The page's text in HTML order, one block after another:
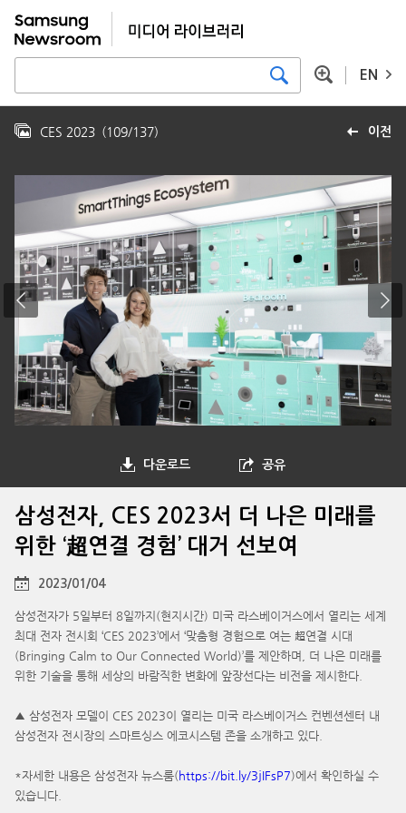
EN
이전
CES 2023 (109/137)
다운로드 공유
삼성전자, CES 2023서 더 나은 미래를
위한 ‘超연결 경험’ 대거 선보여
2023/01/04
삼성전자가 5일부터 8일까지(현지시간) 미국 라스베이거스에서 열리는 세계
최대 전자 전시회 ‘CES 2023’에서 ‘맞춤형 경험으로 여는 超연결 시대
(Bringing Calm to Our Connected World)’를 제안하며, 더 나은 미래를
위한 기술을 통해 세상의 바람직한 변화에 앞장선다는 비전을 제시한다.
▲ 삼성전자 모델이 CES 2023이 열리는 미국 라스베이거스 컨벤션센터 내
삼성전자 전시장의 스마트싱스 에코시스템 존을 소개하고 있다.
*자세한 내용은 삼성전자 뉴스룸(https://bit.ly/3jIFsP7)에서 확인하실 수
있습니다.